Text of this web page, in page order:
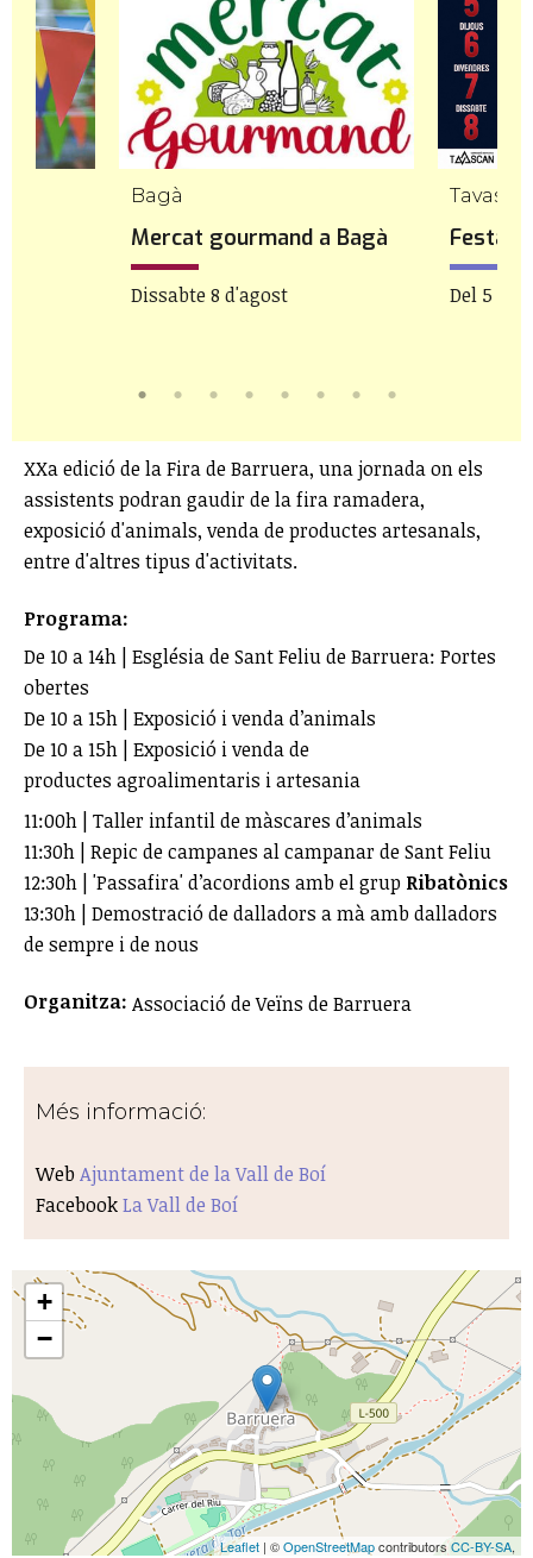
Bagà
Mercat gourmand a Bagà
Dissabte 8 d'agost
Festa
Del 5 al
XXa edició de la Fira de Barruera, una jornada on els
assistents podran gaudir de la fira ramadera,
exposició d'animals, venda de productes artesanals,
entre d'altres tipus d'activitats.
Programa:
De 10 a 14h | Església de Sant Feliu de Barruera: Portes
obertes
De 10 a 15h | Exposició i venda d’animals
De 10 a 15h | Exposició i venda de
productes agroalimentaris i artesania
11:00h | Taller infantil de màscares d’animals
11:30h | Repic de campanes al campanar de Sant Feliu
12:30h | 'Passafira' d’acordions amb el grup Ribatònics
13:30h | Demostració de dalladors a mà amb dalladors
de sempre i de nous
Organitza: Associació de Veïns de Barruera
Més informació:
Web Ajuntament de la Vall de Boí
FacebookLa Vall de Boí
+
−
Leaflet | ©OpenStreetMapcontributorsCC-BY-SA,